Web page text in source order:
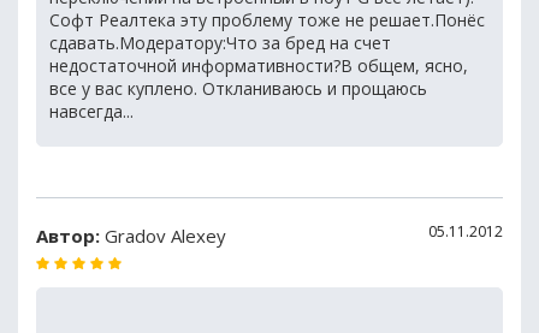
Софт Реалтека эту проблему тоже не решает.Понёс
сдавать.Модератору:Что за бред на счет
недостаточной информативности?В общем, ясно,
все у вас куплено. Откланиваюсь и прощаюсь
навсегда...
Автор: Gradov Alexey 05.11.2012